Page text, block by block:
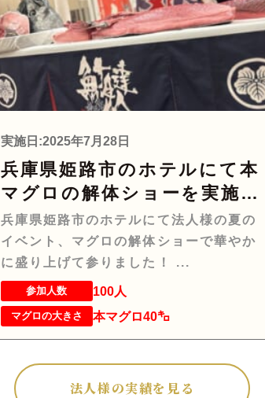
実施日:2025年7月28日
兵庫県姫路市のホテルにて本
マグロの解体ショーを実施し
て参りました！
兵庫県姫路市のホテルにて法人様の夏の
イベント、マグロの解体ショーで華やか
に盛り上げて参りました！ ...
参加人数 100人
マグロの大きさ 本マグロ40㌔
法人様の実績を見る